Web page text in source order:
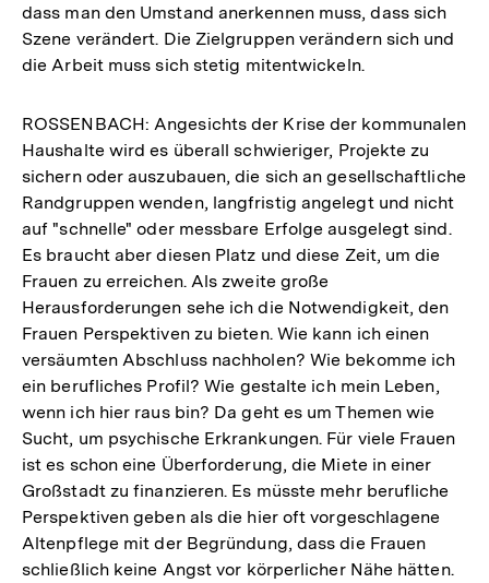
dass man den Umstand anerkennen muss, dass sich
Szene verändert. Die Zielgruppen verändern sich und
die Arbeit muss sich stetig mitentwickeln.
ROSSENBACH: Angesichts der Krise der kommunalen
Haushalte wird es überall schwieriger, Projekte zu
sichern oder auszubauen, die sich an gesellschaftliche
Randgruppen wenden, langfristig angelegt und nicht
auf "schnelle" oder messbare Erfolge ausgelegt sind.
Es braucht aber diesen Platz und diese Zeit, um die
Frauen zu erreichen. Als zweite große
Herausforderungen sehe ich die Notwendigkeit, den
Frauen Perspektiven zu bieten. Wie kann ich einen
versäumten Abschluss nachholen? Wie bekomme ich
ein berufliches Profil? Wie gestalte ich mein Leben,
wenn ich hier raus bin? Da geht es um Themen wie
Sucht, um psychische Erkrankungen. Für viele Frauen
ist es schon eine Überforderung, die Miete in einer
Großstadt zu finanzieren. Es müsste mehr berufliche
Perspektiven geben als die hier oft vorgeschlagene
Altenpflege mit der Begründung, dass die Frauen
schließlich keine Angst vor körperlicher Nähe hätten.